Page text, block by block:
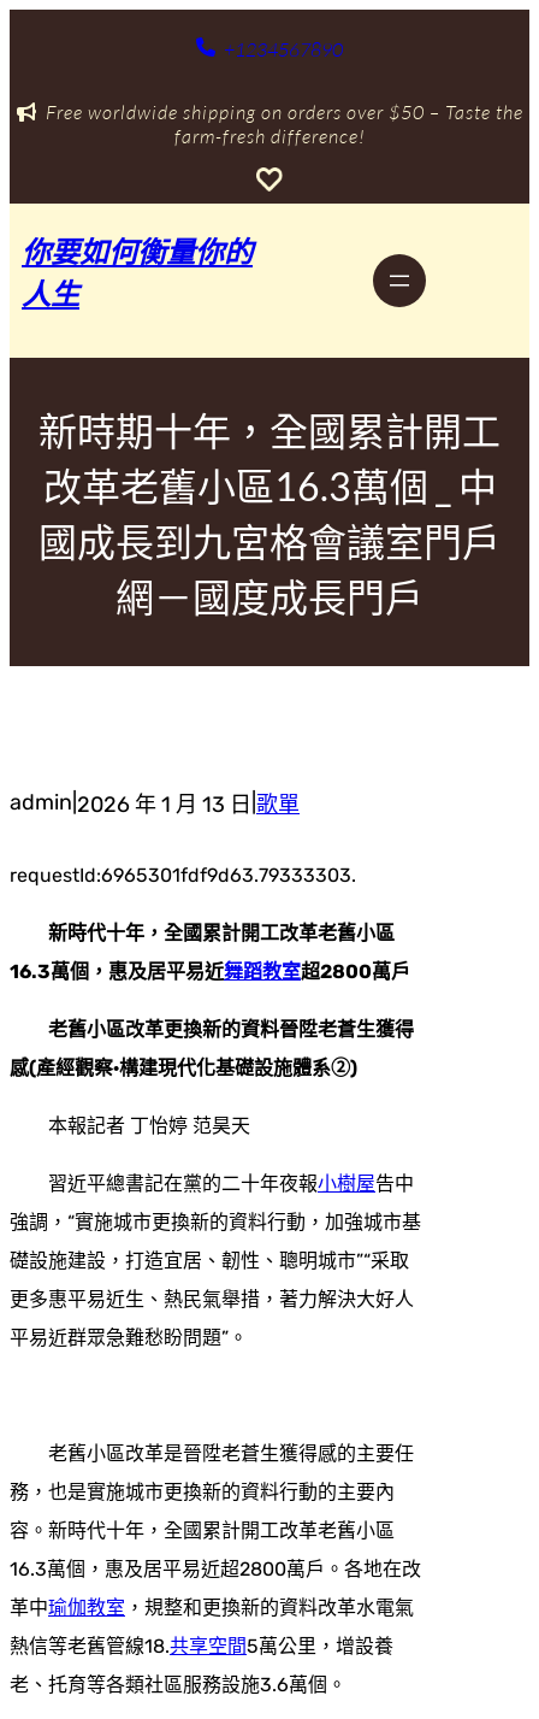
內
+1234567890
Free worldwide shipping on orders over $50 – Taste the
farm-fresh difference!
你要如何衡量你的
人生
新時期十年，全國累計開工
改革老舊小區16.3萬個 _ 中
國成長到九宮格會議室門戶
網－國度成長門戶
admin 2026 年 1 月 13 日 歌單
requestId:6965301fdf9d63.79333303.
新時代十年，全國累計開工改革老舊小區
16.3萬個，惠及居平易近舞蹈教室超2800萬戶
老舊小區改革更換新的資料晉陞老蒼生獲得
感(產經觀察·構建現代化基礎設施體系②)
本報記者 丁怡婷 范昊天
習近平總書記在黨的二十年夜報小樹屋告中
強調，“實施城市更換新的資料行動，加強城市基
礎設施建設，打造宜居、韌性、聰明城市”“采取
更多惠平易近生、熱民氣舉措，著力解決大好人
平易近群眾急難愁盼問題”。
老舊小區改革是晉陞老蒼生獲得感的主要任
務，也是實施城市更換新的資料行動的主要內
容。新時代十年，全國累計開工改革老舊小區
16.3萬個，惠及居平易近超2800萬戶。各地在改
革中瑜伽教室 ，規整和更換新的資料改革水電氣
熱信等老舊管線18.共享空間5萬公里，增設養
老、托育等各類社區服務設施3.6萬個。